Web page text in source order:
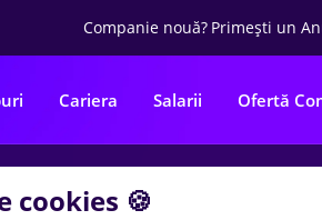
Companie nouă? Primești un
Cariera Salarii Ofertă
cookies 🍪